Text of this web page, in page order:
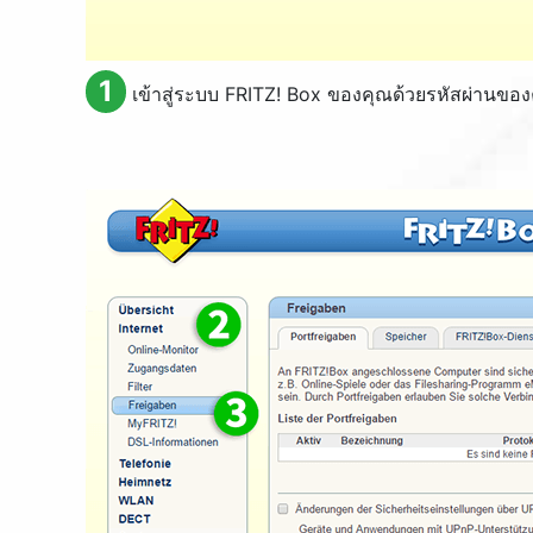
1 เข้าสู่ระบบ FRITZ! Box ของคุณด้วยรหัสผ่านขอ